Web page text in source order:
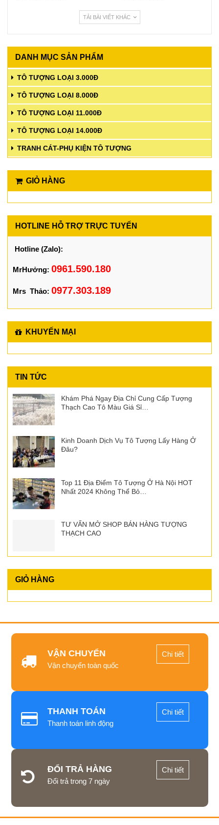
TẢI BÀI VIẾT KHÁC
DANH MỤC SẢN PHẨM
TÔ TƯỢNG LOẠI 3.000Đ
TÔ TƯỢNG LOẠI 8.000Đ
TÔ TƯỢNG LOẠI 11.000Đ
TÔ TƯỢNG LOẠI 14.000Đ
TRANH CÁT-PHỤ KIỆN TÔ TƯỢNG
GIỎ HÀNG
HOTLINE HỖ TRỢ TRỰC TUYẾN
Hotline (Zalo):
MrHưởng: 0961.590.180
Mrs Thảo: 0977.303.189
KHUYẾN MẠI
TIN TỨC
Khám Phá Ngay Địa Chỉ Cung Cấp Tượng
Thạch Cao Tô Màu Giá Sỉ…
Kinh Doanh Dịch Vụ Tô Tượng Lấy Hàng Ở
Đâu?
Top 11 Địa Điểm Tô Tượng Ở Hà Nội HOT
Nhất 2024 Không Thể Bỏ…
TƯ VẤN MỞ SHOP BÁN HÀNG TƯỢNG
THẠCH CAO
GIỎ HÀNG
VẬN CHUYỂN
Vận chuyển toàn quốc
Chi tiết
THANH TOÁN
Thanh toán linh động
Chi tiết
ĐỔI TRẢ HÀNG
Đổi trả trong 7 ngày
Chi tiết